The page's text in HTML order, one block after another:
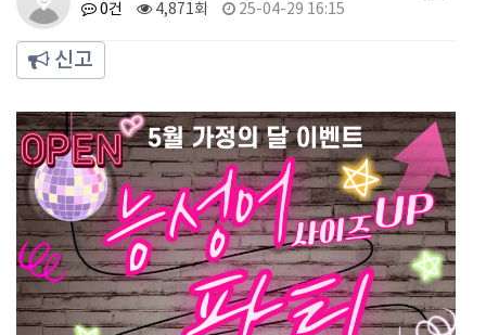
0건 4,871회 25-04-29 16:15
신고